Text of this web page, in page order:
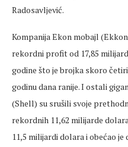
Radosavljević.
Kompanija Ekon mobajl
rekordni profit od 17,85
godine što je brojka skoro
godinu dana ranije. I ostali
(Shell) su srušili svoje
rekordnih 11,62 milijarde
11,5 milijardi dolara i obećao